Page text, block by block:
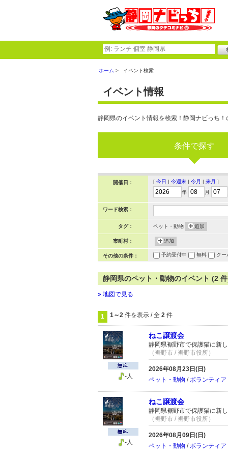
ホーム イベント検索
イベント情報
静岡県のイベント情報を検索！静岡ナビっち
条件で探す
開催日： [ 今日 | 今週末 | 今月 | 来月 ]
年
月
ワード検索：
タグ： ペット・動物 追加
市町村： 追加
その他の条件： 予約受付中 無料 クー
静岡県のペット・動物のイベント (2
» 地図で見る
1 1～2 件を表示 / 全 2 件
ねこ譲渡会
静岡県裾野市で保護猫に新
（裾野市 / 裾野市役所）
2026年08月23日(日)
ペット・動物 /ボランティ
-人
ねこ譲渡会
静岡県裾野市で保護猫に新
（裾野市 / 裾野市役所）
2026年08月09日(日)
ペット・動物 /ボランティ
-人